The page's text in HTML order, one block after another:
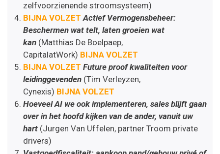
zelfvoorzienende stroomsysteem)
BIJNA VOLZET Actief Vermogensbeheer:
Beschermen wat telt, laten groeien wat
kan (Matthias De Boelpaep,
CapitalatWork) BIJNA VOLZET
BIJNA VOLZET Future proof kwaliteiten voor
leidinggevenden (Tim Verleyzen,
Cynexis) BIJNA VOLZET
Hoeveel AI we ook implementeren, sales blijft gaan
over in het hoofd kijken van de ander, vanuit uw
hart (Jurgen Van Uffelen, partner Troom private
drivers)